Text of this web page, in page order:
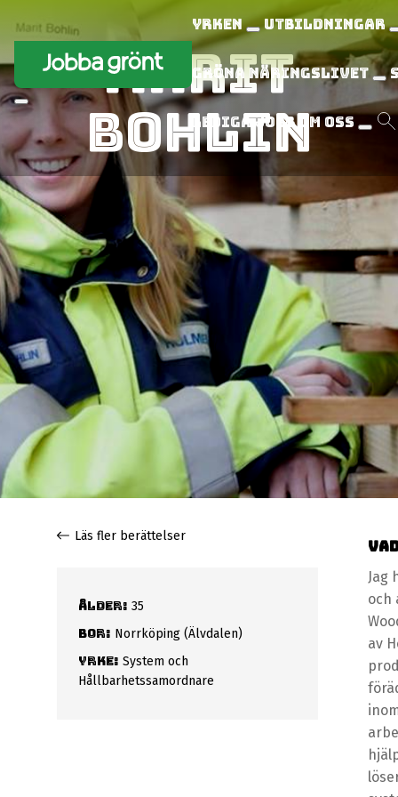
Yrken Utbildningar
Gröna näringslivet
Lediga jobb Om oss
Marit
Bohlin
Läs fler berättelser
Ålder: 35
Bor: Norrköping (Älvdalen)
Yrke: System och
Hållbarhetssamordnare
Jag
och
av